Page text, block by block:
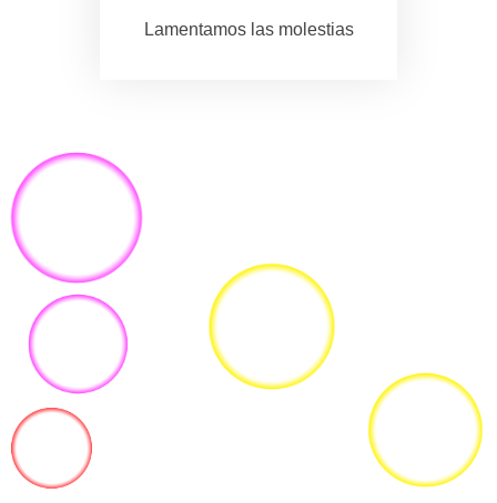
Lamentamos las molestias